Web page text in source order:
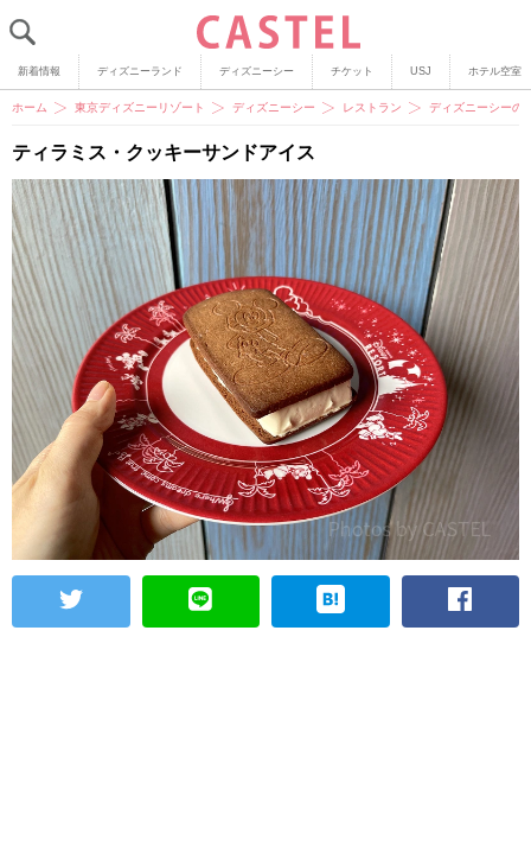
新着情報 ディズニーランド ディズニーシー チケット USJ ホテル空室
ホーム 東京ディズニーリゾート ディズニーシー レストラン ディズニーシーの
ティラミス・クッキーサンドアイス